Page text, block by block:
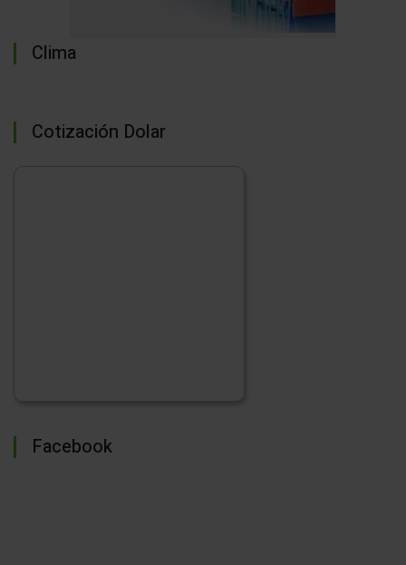
Clima
Cotización Dolar
Facebook